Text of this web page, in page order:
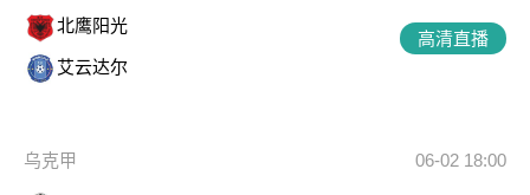
北鹰阳光
艾云达尔
高清直播
乌克甲 06-02 18:00